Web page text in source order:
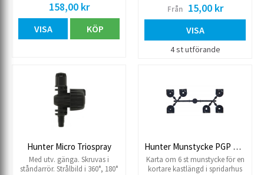
1.0-7.0 kg Tryckreglerad 2,1 kg
Levereras utan munstycke
Inbyggd backventil
Höjd/hisshöjd 155/100 mm
158,00 kr
VISA KÖP
Från 15,00 kr
VISA
4 st utförande
Hunter Micro Triospray
Med utv. gänga. Skruvas i
ståndarrör. Strålbild i 360°, 180°
Hunter Munstycke PGP Ultra/I-20 kort radie
Karta om 6 st munstycke för en
kortare kastlängd i spridarhus